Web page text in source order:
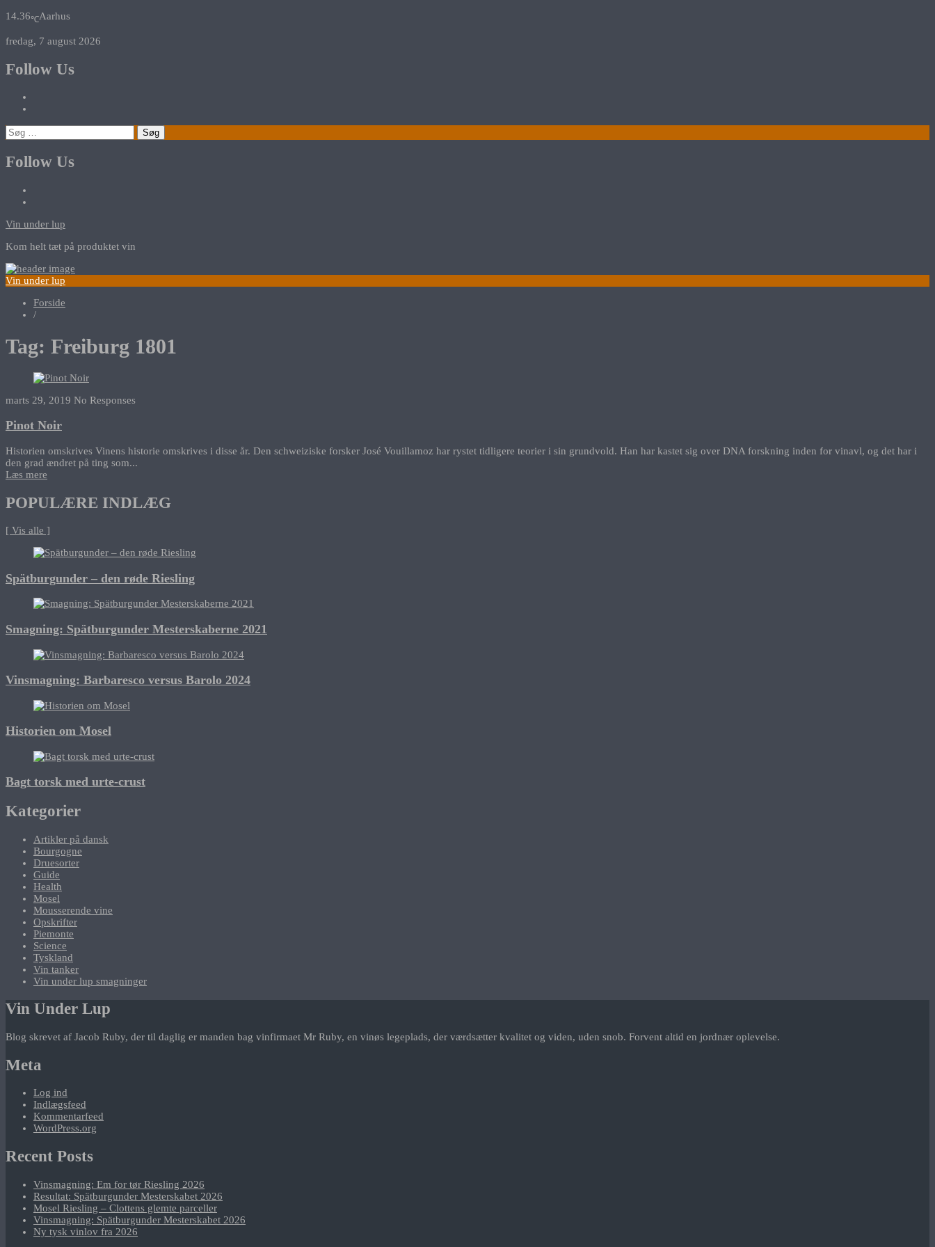
14.36℃Aarhus
fredag, 7 august 2026
Follow Us
Søg
efter:
Follow Us
Vin under lup
Kom helt tæt på produktet vin
Vin under lup
Forside
/
Tag: Freiburg 1801
marts 29, 2019 No Responses
Pinot Noir
Historien omskrives Vinens historie omskrives i disse år. Den schweiziske forsker José Vouillamoz har rystet tidligere teorier i sin grundvold. Han har kastet sig over DNA forskning inden for vinavl, og det har i
den grad ændret på ting som...
Læs mere
POPULÆRE INDLÆG
[ Vis alle ]
Spätburgunder – den røde Riesling
Smagning: Spätburgunder Mesterskaberne 2021
Vinsmagning: Barbaresco versus Barolo 2024
Historien om Mosel
Bagt torsk med urte-crust
Kategorier
Artikler på dansk
Bourgogne
Druesorter
Guide
Health
Mosel
Mousserende vine
Opskrifter
Piemonte
Science
Tyskland
Vin tanker
Vin under lup smagninger
Vin Under Lup
Blog skrevet af Jacob Ruby, der til daglig er manden bag vinfirmaet Mr Ruby, en vinøs legeplads, der værdsætter kvalitet og viden, uden snob. Forvent altid en jordnær oplevelse.
Meta
Log ind
Indlægsfeed
Kommentarfeed
WordPress.org
Recent Posts
Vinsmagning: Em for tør Riesling 2026
Resultat: Spätburgunder Mesterskabet 2026
Mosel Riesling – Clottens glemte parceller
Vinsmagning: Spätburgunder Mesterskabet 2026
Ny tysk vinlov fra 2026